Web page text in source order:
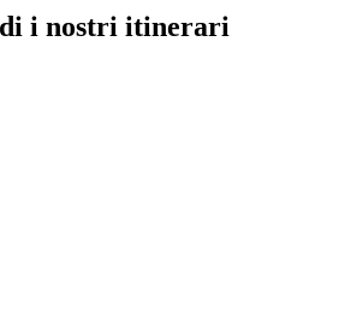
i nostri itinerari